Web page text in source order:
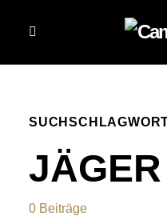
JÄGER
0 Beiträge